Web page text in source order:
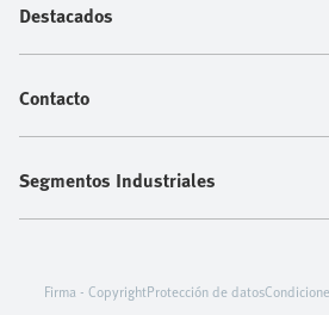
Destacados
Contacto
Segmentos Industriales
Firma - CopyrightProtección de datos